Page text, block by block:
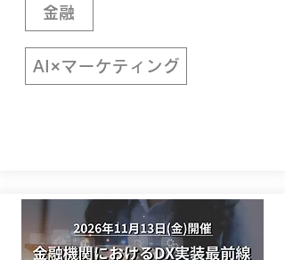
金融
AI×マーケティング